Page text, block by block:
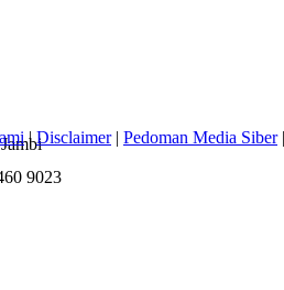
9023
|Disclaimer| Pedoman Media Siber|